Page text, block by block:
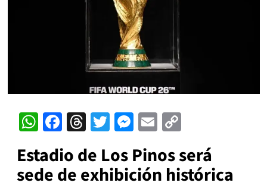
WhatsApp
Facebook
Threads
Twitter
Messenger
EmailCopy
Estadio de Los Pinos será
sede de exhibición histórica